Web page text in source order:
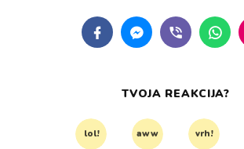
TVOJA REAKCIJA?
lol! aww vrh!